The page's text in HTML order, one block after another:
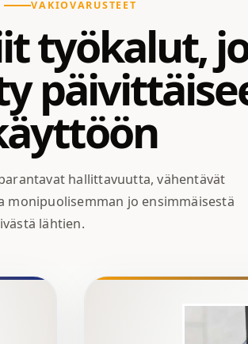
VAKIOVARUSTEET
työkalut,
hallittavuutta, vähentävät
monipuolisemman jo ensimmäisestä
lähtien.